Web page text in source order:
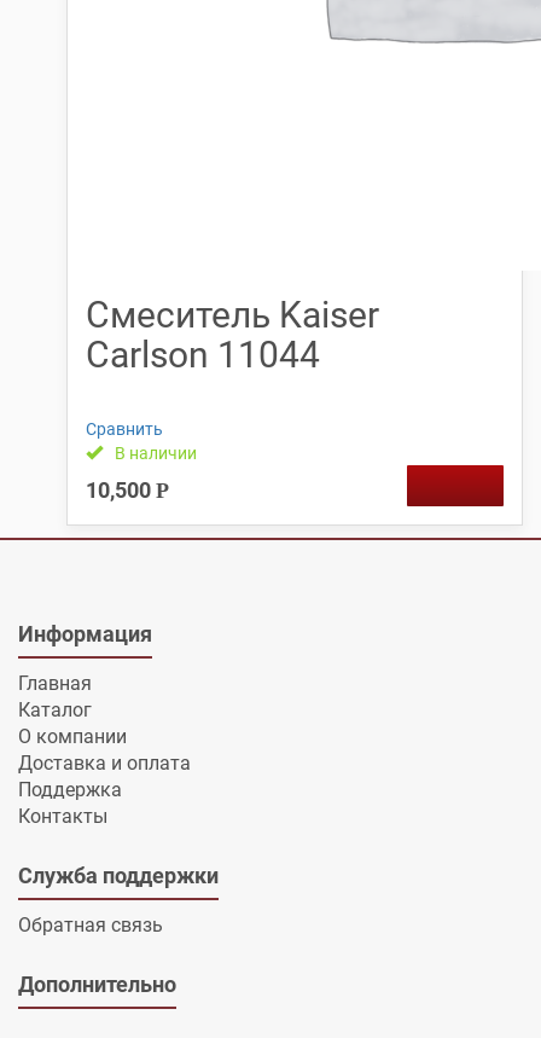
Смеситель Kaiser
Carlson 11044
Сравнить
В наличии
10,500 Р
Информация
Главная
Каталог
О компании
Доставка и оплата
Поддержка
Контакты
Служба поддержки
Обратная связь
Дополнительно